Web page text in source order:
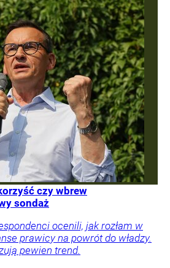
czy wbrew
sondaż
ocenili, jak rozłam w
prawicy na powrót do władzy.
pewien trend.